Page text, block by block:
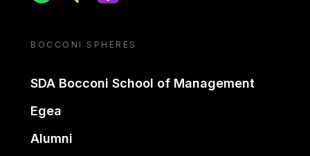
BOCCONI SPHERES
SDA Bocconi School of Management
Egea
Alumni